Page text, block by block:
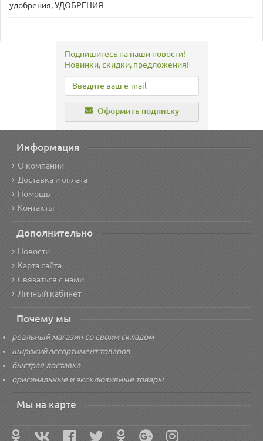
удобрения,УДОБРЕНИЯ
Подпишитесь на наши новости!
Новинки, скидки, предложения!
Оформить подписку
Информация
О компании
Доставка и оплата
Помощь
Контакты
Дополнительно
Новости
Карта сайта
Связаться с нами
Личный кабинет
Почему мы
реальный магазин со своим складом
широкий ассортимент товаров
быстрая доставка
оригинальные и эксклюзивные товары
Мы на карте